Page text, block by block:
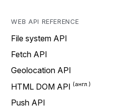
WEB API REFERENCE
File system API
Fetch API
Geolocation API
HTML DOM API
Push API